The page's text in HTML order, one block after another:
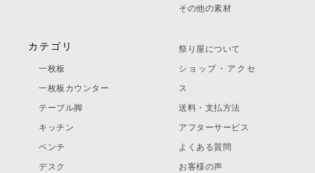
その他の素材
カテゴリ
一枚板
一枚板カウンター
テーブル脚
キッチン
ベンチ
デスク
祭り屋について
ショップ・アクセ
ス
送料・支払方法
アフターサービス
よくある質問
お客様の声